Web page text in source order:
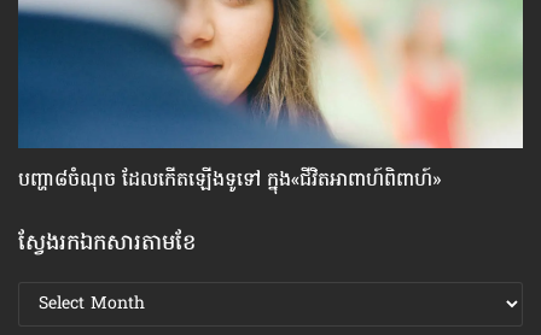
បញ្ហា៨ចំណុច ​ដែល​កើត​ឡើង​ទូទៅ ក្នុង«​ជីវិត​អាពាហ៍ពិពាហ៍»
ស្វែងរកឯកសារតាមខែ
ស្វែងរក
ឯកសារ